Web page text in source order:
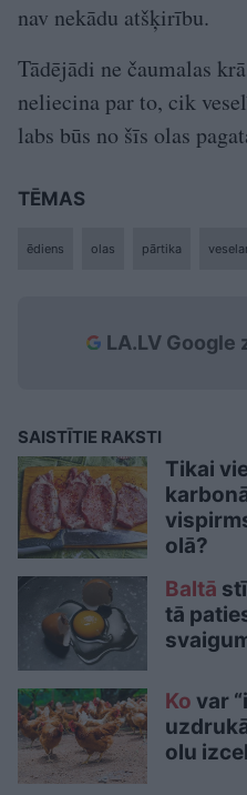
nav nekādu atšķirību.
Tādējādi ne čaumalas
neliecina par to, cik
labs būs no šīs olas
TĒMAS
ēdiens olas pārtika
LA.LV Google
SAISTĪTIE RAKSTI
Tikai
olā?
Baltā
tā
Ko var
olu